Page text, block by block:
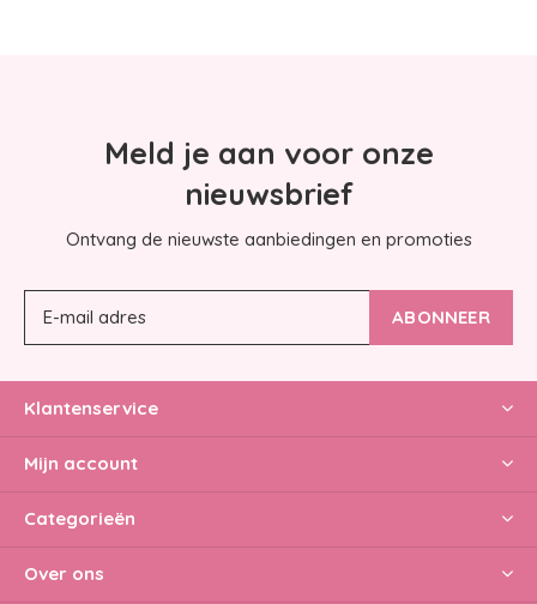
Meld je aan voor onze
nieuwsbrief
Ontvang de nieuwste aanbiedingen en promoties
ABONNEER
Klantenservice
Mijn account
Categorieën
Over ons